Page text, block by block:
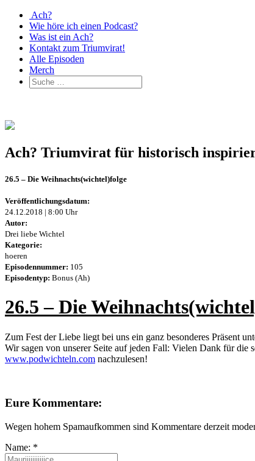
Ach?
Wie höre ich einen Podcast?
Was ist ein Ach?
Kontakt zum Triumvirat!
Alle Episoden
Merch
Ach? Triumvirat für historisch
26.5 – Die Weihnachts(wichtel)folge
Veröffentlichungsdatum:
24.12.2018 | 8:00 Uhr
Autor:
Drei liebe Wichtel
Kategorie:
hoeren
Episodennummer: 105
Episodentyp: Bonus (Ah)
26.5 – Die
Zum Fest der Liebe liegt bei uns ein ganz besonderes Präsent
Wir sagen von unserer Seite auf jeden Fall: Vielen Dank für
www.podwichteln.com nachzulesen!
Eure Kommentare:
Wegen hohem Spamaufkommen sind Kommentare derzeit
Name: *